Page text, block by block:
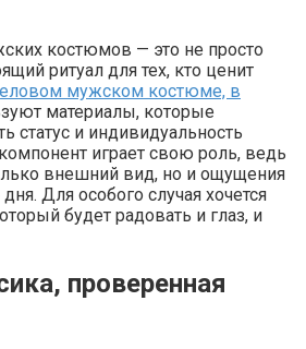
костюмов — это не просто
ритуал для тех, кто ценит
мужском костюме, в
материалы, которые
статус и индивидуальность
играет свою роль, ведь
внешний вид, но и ощущения
Для особого случая хочется
будет радовать и глаз, и
проверенная